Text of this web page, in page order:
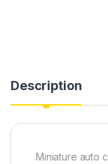
Description
Miniature auto